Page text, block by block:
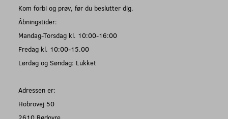
Kom forbi og prøv, før du beslutter dig.
Åbningstider:
Mandag-Torsdag kl. 10:00-16:00
Fredag kl. 10:00-15.00
Lørdag og Søndag: Lukket
Adressen er:
Hobrovej 50
2610 Rødovre